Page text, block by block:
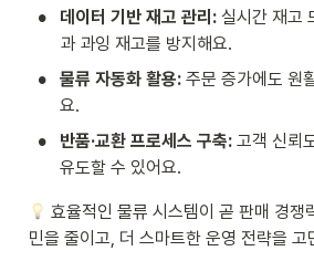
• 데이터 기반 재고 관리: 실시간 재고
과 과잉 재고를 방지해요.
• 물류 자동화 활용: 주문 증가에도 원
요.
• 반품·교환 프로세스 구축: 고객 신뢰
유도할 수 있어요.
효율적인 물류 시스템이 곧 판매 경쟁
민을 줄이고, 더 스마트한 운영 전략을 고